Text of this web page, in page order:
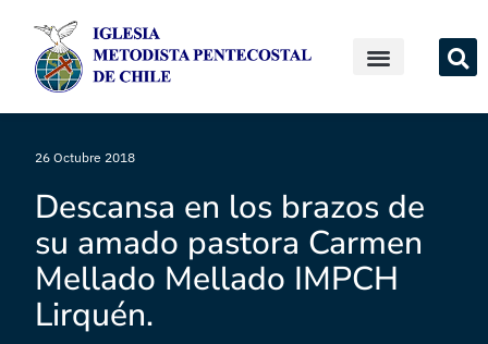
26 Octubre 2018
Descansa en los brazos de
su amado pastora Carmen
Mellado Mellado IMPCH
Lirquén.